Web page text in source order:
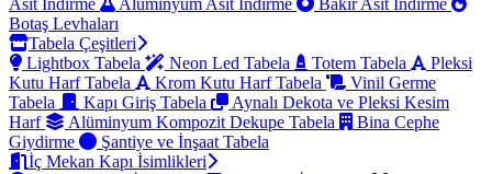
Asit İndirme
Alüminyum Asit İndirme
Bakır Asit İndirme
Botaş Levhaları
Tabela Çeşitleri
Lightbox Tabela
Neon Led Tabela Totem Tabela
Pleksi
Kutu Harf Tabela
Krom Kutu Harf Tabela
Vinil Germe
Tabela
Kapı Giriş Tabela
Aynalı Dekota ve Pleksi Kesim
Harf
Alüminyum Kompozit Dekupe Tabela
Bina Cephe
Giydirme
Şantiye ve İnşaat Tabela
İç Mekan Kapı İsimlikleri